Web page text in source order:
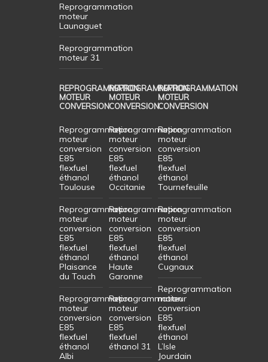
Reprogrammation
moteur
Launaguet
Reprogrammation
moteur 31
REPROGRAMMATION
MOTEUR
CONVERSION
Reprogrammation
moteur
conversion
E85
flexfuel
éthanol
Toulouse
Reprogrammation
moteur
conversion
E85
flexfuel
éthanol
Plaisance
du Touch
Reprogrammation
moteur
conversion
E85
flexfuel
éthanol
Albi
REPROGRAMMATION
MOTEUR
CONVERSION
Reprogrammation
moteur
conversion
E85
flexfuel
éthanol
Occitanie
Reprogrammation
moteur
conversion
E85
flexfuel
éthanol
Haute
Garonne
Reprogrammation
moteur
conversion
E85
flexfuel
éthanol 31
REPROGRAMMATION
MOTEUR
CONVERSION
Reprogrammation
moteur
conversion
E85
flexfuel
éthanol
Tournefeuille
Reprogrammation
moteur
conversion
E85
flexfuel
éthanol
Cugnaux
Reprogrammation
moteur
conversion
E85
flexfuel
éthanol
L’Isle
Jourdain